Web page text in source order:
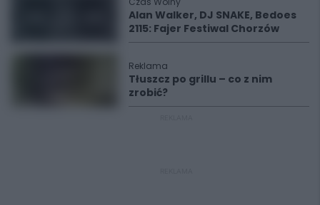
Alan Walker, DJ SNAKE, Bedoes
2115: Fajer Festiwal Chorzów
Reklama
Tłuszcz po grillu – co z nim
zrobić?